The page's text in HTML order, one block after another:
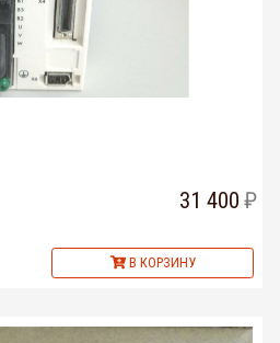
31 400
В КОРЗИНУ